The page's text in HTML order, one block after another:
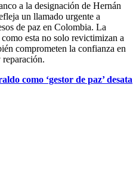
a la designación de Hernán
un llamado urgente a
de paz en Colombia. La
esta no solo revictimizan a
comprometen la confianza en
como ‘gestor de paz’ desata